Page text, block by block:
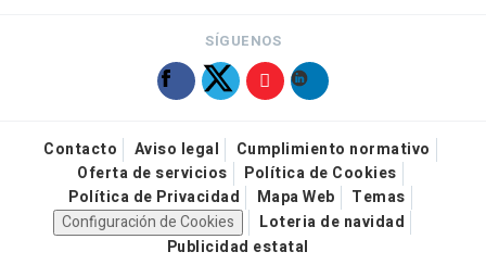
SÍGUENOS
Contacto Aviso legal
Cumplimiento normativo
Oferta de servicios
Política de Cookies
Política de Privacidad
Mapa Web
Temas
Configuración de Cookies
Loteria de navidad
Publicidad estatal